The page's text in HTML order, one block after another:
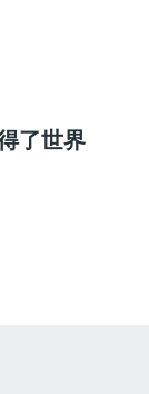
了世界